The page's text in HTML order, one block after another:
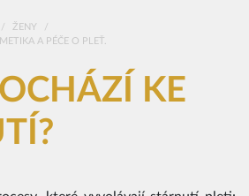
ŽENY
A PÉČE O PLEŤ.
KE